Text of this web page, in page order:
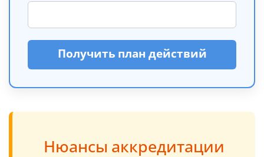
Получить план действий
Нюансы аккредитации